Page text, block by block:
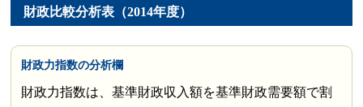
財政比較分析表（2014年度）
財政力指数の分析欄
財政力指数は、基準財政収入額を基準財政需要額で割